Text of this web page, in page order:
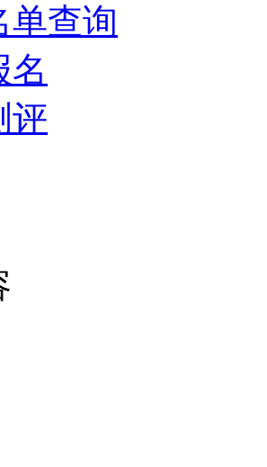
单查询
名
评